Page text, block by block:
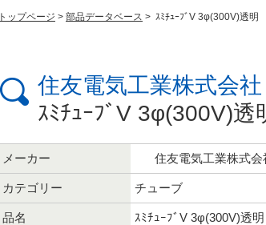
トップページ > 部品データベース > ｽﾐﾁｭｰﾌﾞV 3φ(300V)透明
住友電気工業株式会社
ｽﾐﾁｭｰﾌﾞV 3φ(300V)透
メーカー 住友電気工業株式会
カテゴリー チューブ
品名 ｽﾐﾁｭｰﾌﾞV 3φ(300V)透明